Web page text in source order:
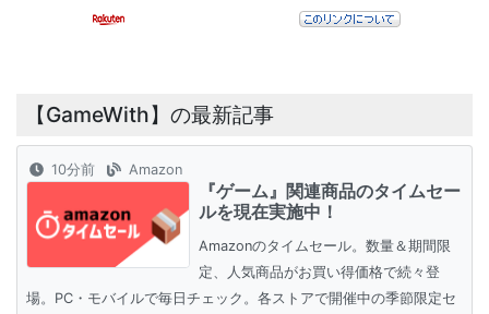
【GameWith】の最新記事
10分前 Amazon
『ゲーム』関連商品のタイムセー
ルを現在実施中！
Amazonのタイムセール。数量＆期間限
定、人気商品がお買い得価格で続々登
場。PC・モバイルで毎日チェック。各ストアで開催中の季節限定セ